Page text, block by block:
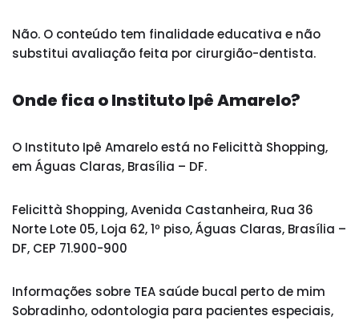
Não. O conteúdo tem finalidade educativa e não
substitui avaliação feita por cirurgião-dentista.
Onde fica o Instituto Ipê Amarelo?
O Instituto Ipê Amarelo está no Felicittà Shopping,
em Águas Claras, Brasília – DF.
Felicittà Shopping, Avenida Castanheira, Rua 36
Norte Lote 05, Loja 62, 1º piso, Águas Claras, Brasília –
DF, CEP 71.900-900
Informações sobre TEA saúde bucal perto de mim
Sobradinho, odontologia para pacientes especiais,